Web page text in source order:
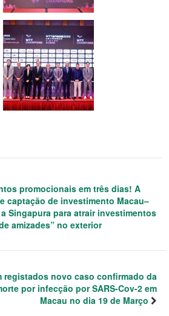
promocionais em três dias! A
captação de investimento Macau–
Singapura para atrair investimentos
amizades” no exterior
registados novo caso confirmado da
por infecção por SARS-Cov-2 em
Macau no dia 19 de Março